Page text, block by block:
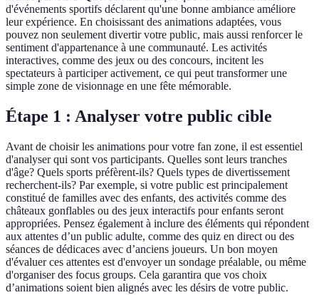
d'événements sportifs déclarent qu'une bonne ambiance améliore
leur expérience. En choisissant des animations adaptées, vous
pouvez non seulement divertir votre public, mais aussi renforcer le
sentiment d'appartenance à une communauté. Les activités
interactives, comme des jeux ou des concours, incitent les
spectateurs à participer activement, ce qui peut transformer une
simple zone de visionnage en une fête mémorable.
Étape 1 : Analyser votre public cible
Avant de choisir les animations pour votre fan zone, il est essentiel
d'analyser qui sont vos participants. Quelles sont leurs tranches
d'âge? Quels sports préfèrent-ils? Quels types de divertissement
recherchent-ils? Par exemple, si votre public est principalement
constitué de familles avec des enfants, des activités comme des
châteaux gonflables ou des jeux interactifs pour enfants seront
appropriées. Pensez également à inclure des éléments qui répondent
aux attentes d’un public adulte, comme des quiz en direct ou des
séances de dédicaces avec d’anciens joueurs. Un bon moyen
d'évaluer ces attentes est d'envoyer un sondage préalable, ou même
d'organiser des focus groups. Cela garantira que vos choix
d’animations soient bien alignés avec les désirs de votre public.